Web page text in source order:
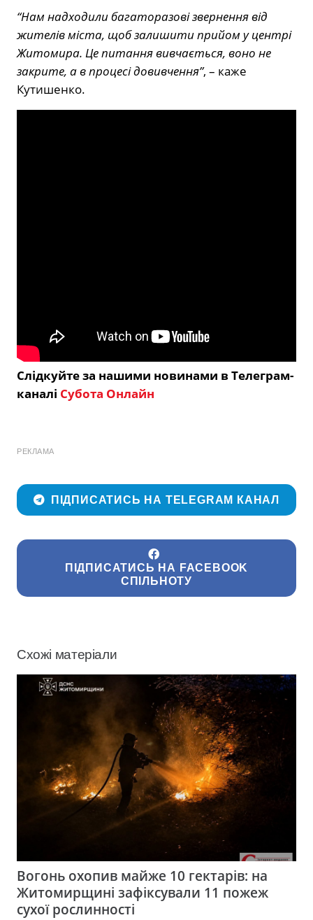
“Нам надходили багаторазові звернення від
жителів міста, щоб залишити прийом у центрі
Житомира. Це питання вивчається, воно не
закрите, а в процесі довивчення”, – каже
Кутишенко.
Слідкуйте за нашими новинами в Телеграм-
каналі Субота Онлайн
РЕКЛАМА
ПІДПИСАТИСЬ НА TELEGRAM КАНАЛ
ПІДПИСАТИСЬ НА FACEBOOK
СПІЛЬНОТУ
Схожі матеріали
Вогонь охопив майже 10 гектарів: на
Житомирщині зафіксували 11 пожеж
сухої рослинності